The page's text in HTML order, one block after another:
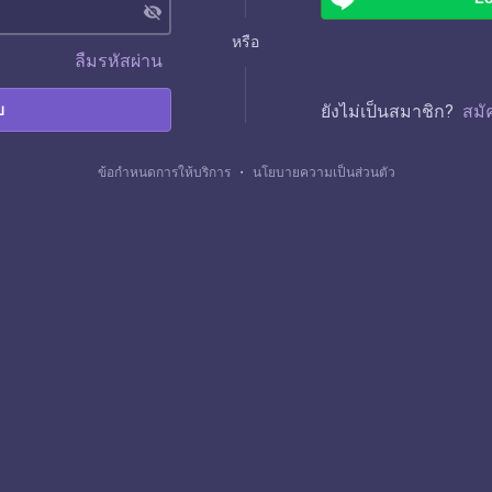
visibility_off
ลืมรหัสผ่าน
หรือ
ยังไม่เป็นสมาชิก? สมั
ข้อกำหนดการให้บริการ ・ นโยบายความเป็นส่วนตัว